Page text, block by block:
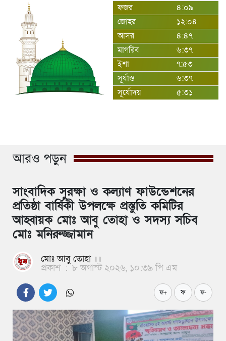
ফজর
৪:০৯
জোহর
১২:০৪
আসর
৪:৪৭
মাগরিব
৬:৩৭
ইশা
৭:৫৩
সূর্যাস্ত
৬:৩৭
সূর্যোদয়
৫:৩১
আরও পড়ুন
সাংবাদিক সুরক্ষা ও কল্যাণ ফাউন্ডেশনের
প্রতিষ্ঠা বার্ষিকী উপলক্ষে প্রস্তুতি কমিটির
আহ্বায়ক মোঃ আবু তোহা ও সদস্য সচিব
মোঃ মনিরুজ্জামান
মোঃ আবু তোহা ।।
প্রকাশ : ৮ অগাস্ট ২০২৬, ১০:৩৯ পি এম
ফ+ ফ ফ-